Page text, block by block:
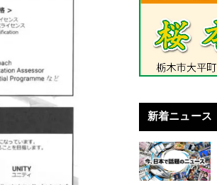
新着ニュース